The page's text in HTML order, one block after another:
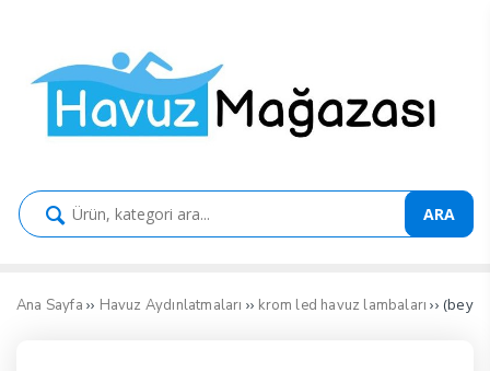
ARA
Ana Sayfa ›› Havuz Aydınlatmaları ›› krom led havuz lambaları ››